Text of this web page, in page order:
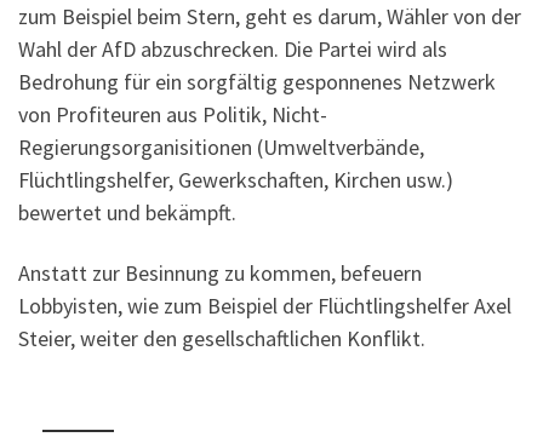
zum Beispiel beim Stern, geht es darum, Wähler von der
Wahl der AfD abzuschrecken. Die Partei wird als
Bedrohung für ein sorgfältig gesponnenes Netzwerk
von Profiteuren aus Politik, Nicht-
Regierungsorganisitionen (Umweltverbände,
Flüchtlingshelfer, Gewerkschaften, Kirchen usw.)
bewertet und bekämpft.
Anstatt zur Besinnung zu kommen, befeuern
Lobbyisten, wie zum Beispiel der Flüchtlingshelfer Axel
Steier, weiter den gesellschaftlichen Konflikt.